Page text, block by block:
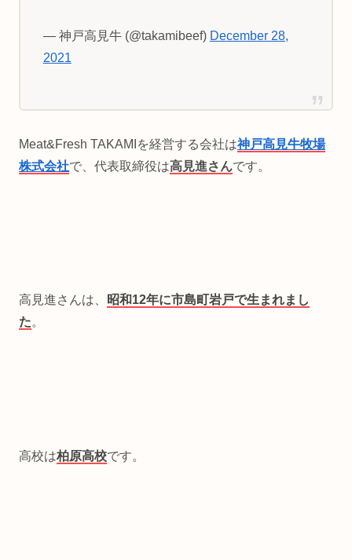
— 神戸高見牛 (@takamibeef) December 28,
2021
Meat&Fresh TAKAMIを経営する会社は神戸高見牛牧場
株式会社で、代表取締役は高見進さんです。
高見進さんは、
昭和12年に市島町岩戸で生まれまし
た。
高校は柏原高校です。